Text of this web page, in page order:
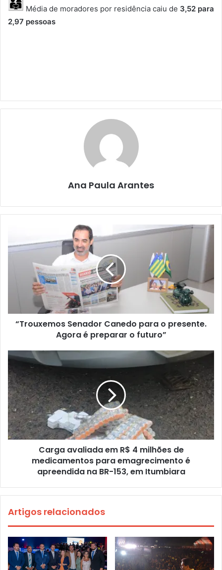
Média de moradores por residência caiu de 3,52 para
2,97 pessoas
Ana Paula Arantes
“Trouxemos Senador Canedo para o presente.
Agora é preparar o futuro”
Carga avaliada em R$ 4 milhões de
medicamentos para emagrecimento é
apreendida na BR-153, em Itumbiara
Artigos relacionados